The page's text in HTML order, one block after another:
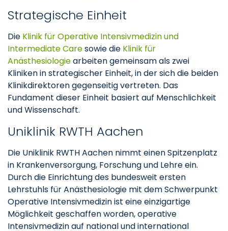
Strategische Einheit
Die Klinik für Operative Intensivmedizin und
Intermediate Caresowie die Klinik für
Anästhesiologiearbeiten gemeinsam als zwei
Kliniken in strategischer Einheit, in der sich die beiden
Klinikdirektoren gegenseitig vertreten. Das
Fundament dieser Einheit basiert auf Menschlichkeit
und Wissenschaft.
Uniklinik RWTH Aachen
Die Uniklinik RWTH Aachen nimmt einen Spitzenplatz
in Krankenversorgung, Forschung und Lehre ein.
Durch die Einrichtung des bundesweit ersten
Lehrstuhls für Anästhesiologie mit dem Schwerpunkt
Operative Intensivmedizin ist eine einzigartige
Möglichkeit geschaffen worden, operative
Intensivmedizin auf national und international